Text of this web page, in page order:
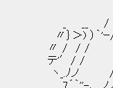
i !三!:!
_ __ / 7ゝ!
〃｝＞) ）｀'ｰ/
〃 / / / 7）i |
テ'′/ / /:/:i |二
ヽ_.ﾉノ / /´¨γ